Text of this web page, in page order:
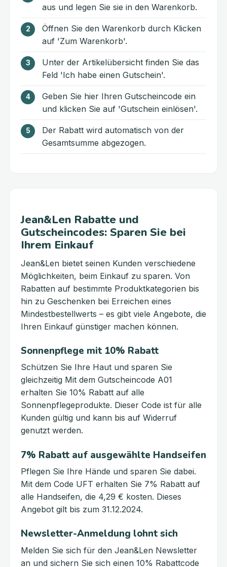
aus und legen Sie sie in den Warenkorb.
Öffnen Sie den Warenkorb durch Klicken
auf 'Zum Warenkorb'.
Unter der Artikelübersicht finden Sie das
Feld 'Ich habe einen Gutschein'.
Geben Sie hier Ihren Gutscheincode ein
und klicken Sie auf 'Gutschein einlösen'.
Der Rabatt wird automatisch von der
Gesamtsumme abgezogen.
Jean&Len Rabatte und
Gutscheincodes: Sparen Sie bei
Ihrem Einkauf
Jean&Len bietet seinen Kunden verschiedene
Möglichkeiten, beim Einkauf zu sparen. Von
Rabatten auf bestimmte Produktkategorien bis
hin zu Geschenken bei Erreichen eines
Mindestbestellwerts – es gibt viele Angebote, die
Ihren Einkauf günstiger machen können.
Sonnenpflege mit 10% Rabatt
Schützen Sie Ihre Haut und sparen Sie
gleichzeitig Mit dem Gutscheincode A01
erhalten Sie 10% Rabatt auf alle
Sonnenpflegeprodukte. Dieser Code ist für alle
Kunden gültig und kann bis auf Widerruf
genutzt werden.
7% Rabatt auf ausgewählte Handseifen
Pflegen Sie Ihre Hände und sparen Sie dabei.
Mit dem Code UFT erhalten Sie 7% Rabatt auf
alle Handseifen, die 4,29 € kosten. Dieses
Angebot gilt bis zum 31.12.2024.
Newsletter-Anmeldung lohnt sich
Melden Sie sich für den Jean&Len Newsletter
an und sichern Sie sich einen 10% Rabattcode